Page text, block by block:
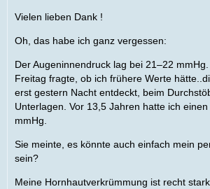
Vielen lieben Dank !
Oh, das habe ich ganz vergessen:
Der Augeninnendruck lag bei 21–22
Freitag fragte, ob ich frühere Werte
erst gestern Nacht entdeckt, beim
Unterlagen. Vor 13,5 Jahren hatte ich
mmHg.
Sie meinte, es könnte auch einfach mein
sein?
Meine Hornhautverkrümmung ist recht